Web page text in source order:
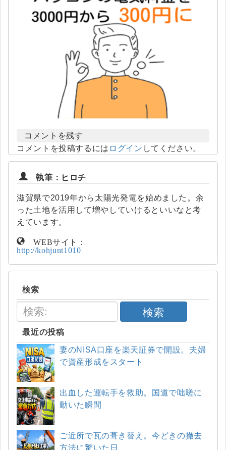
コメントを残す
コメントを投稿するには ログイン してください。
執筆：ヒロチ
滋賀県で2019年から太陽光発電を始めました。余
った土地を活用して増やしていけるといいなと考
えています。
WEBサイト：
http://kohjunt1010
検索
検索
最近の投稿
妻のNISA口座を楽天証券で開設。夫婦
で資産形成をスタート
出血した運転手を救助。国道で咄嗟に
動いた瞬間
ご近所で瓦の葺き替え。今どきの撤去
方法に驚いた日